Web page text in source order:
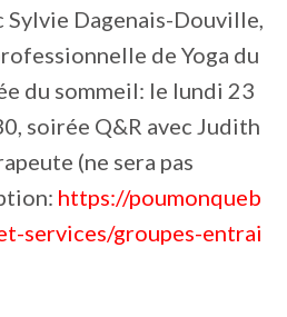
Sylvie Dagenais-Douville,
de Yoga du
du sommeil: le lundi 23
soirée Q&R avec Judith
(ne sera pas
https://poumonqueb
services/groupes-entrai